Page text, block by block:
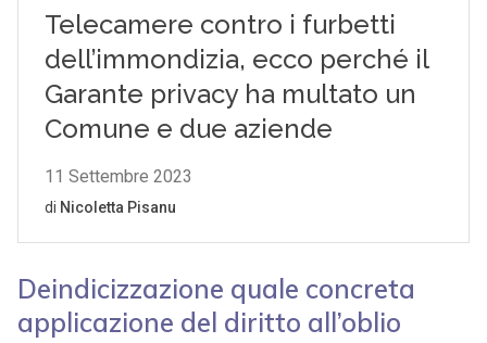
Deindicizzazione quale concreta
applicazione del diritto all’oblio